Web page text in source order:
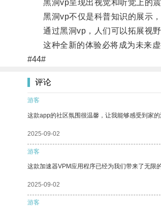
黑洞vp呈现出视觉和听觉上的震
黑洞vp不仅是科普知识的展示，
通过黑洞vp，人们可以拓展视野
这种全新的体验必将成为未来虚
#44#
评论
游客
这款app的社区氛围很温馨，让我能够感受到家的
2025-09-02
游客
这款加速器VPM应用程序已经为我们带来了无限
2025-09-02
游客